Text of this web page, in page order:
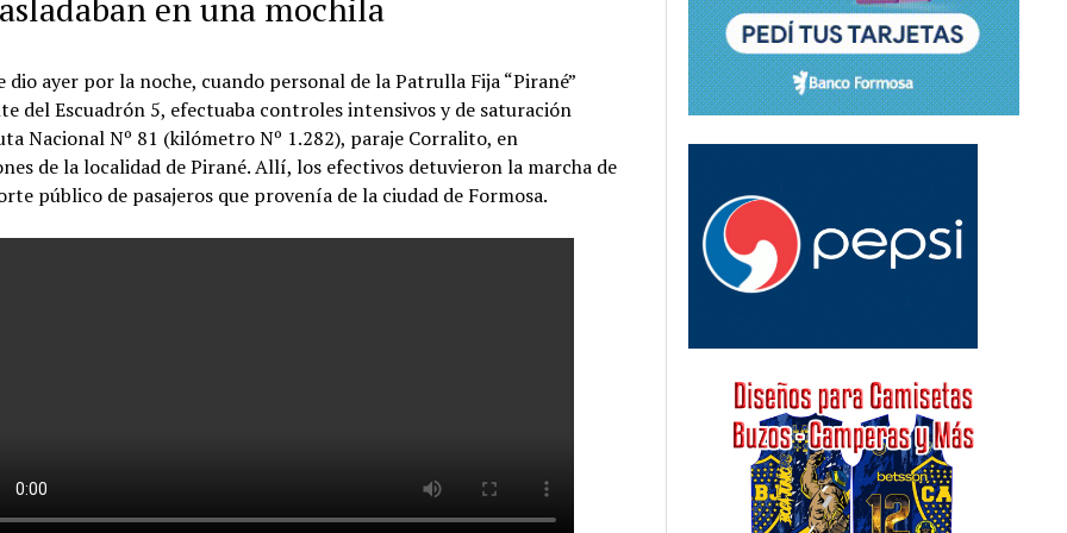
en una mochila
dio ayer por la noche, cuando personal de la Patrulla Fija “Pirané”
del Escuadrón 5, efectuaba controles intensivos y de saturación
Nacional Nº 81 (kilómetro Nº 1.282), paraje Corralito, en
de la localidad de Pirané. Allí, los efectivos detuvieron la marcha de
público de pasajeros que provenía de la ciudad de Formosa.